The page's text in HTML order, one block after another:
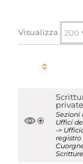
Aggregazioni
Parole
Visualizza
private
Sezioni
Uffici
->
registro